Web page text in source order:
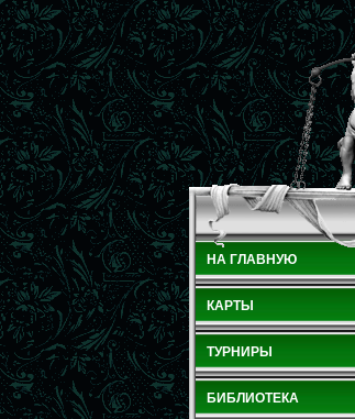
НА ГЛАВНУЮ
КАРТЫ
ТУРНИРЫ
БИБЛИОТЕКА